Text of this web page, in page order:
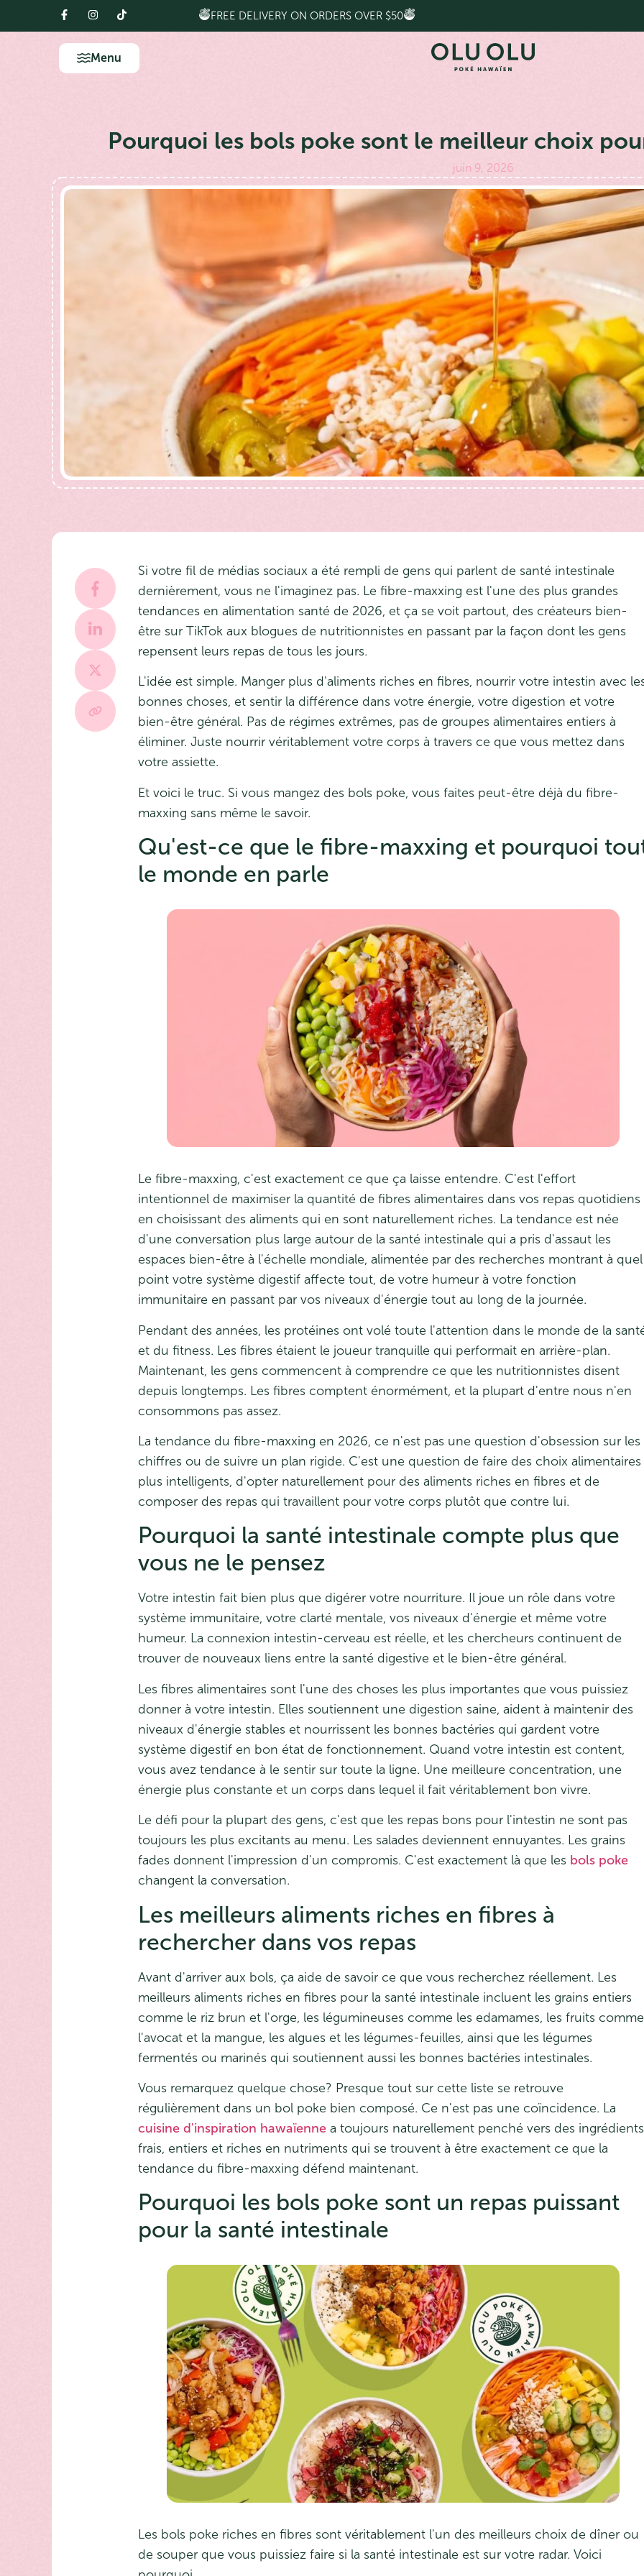
FREE DELIVERY ON ORDERS OVER $50
Menu
Pourquoi les bols poke sont le meilleur choix
juin 9, 2026
Si votre fil de médias sociaux a été rempli de gens qui parlent de santé intestinale
dernièrement, vous ne l'imaginez pas. Le fibre-maxxing est l'une des plus grandes
tendances en alimentation santé de 2026, et ça se voit partout, des créateurs bien-
être sur TikTok aux blogues de nutritionnistes en passant par la façon dont les gens
repensent leurs repas de tous les jours.
L'idée est simple. Manger plus d'aliments riches en fibres, nourrir votre intestin avec
bonnes choses, et sentir la différence dans votre énergie, votre digestion et votre
bien-être général. Pas de régimes extrêmes, pas de groupes alimentaires entiers à
éliminer. Juste nourrir véritablement votre corps à travers ce que vous mettez dans
votre assiette.
Et voici le truc. Si vous mangez des bols poke, vous faites peut-être déjà du fibre-
maxxing sans même le savoir.
Qu'est-ce que le fibre-maxxing et pourquoi
le monde en parle
Le fibre-maxxing, c'est exactement ce que ça laisse entendre. C'est l'effort
intentionnel de maximiser la quantité de fibres alimentaires dans vos repas quotidiens
en choisissant des aliments qui en sont naturellement riches. La tendance est née
d'une conversation plus large autour de la santé intestinale qui a pris d'assaut les
espaces bien-être à l'échelle mondiale, alimentée par des recherches montrant à quel
point votre système digestif affecte tout, de votre humeur à votre fonction
immunitaire en passant par vos niveaux d'énergie tout au long de la journée.
Pendant des années, les protéines ont volé toute l'attention dans le monde de la
et du fitness. Les fibres étaient le joueur tranquille qui performait en arrière-plan.
Maintenant, les gens commencent à comprendre ce que les nutritionnistes disent
depuis longtemps. Les fibres comptent énormément, et la plupart d'entre nous n'en
consommons pas assez.
La tendance du fibre-maxxing en 2026, ce n'est pas une question d'obsession sur les
chiffres ou de suivre un plan rigide. C'est une question de faire des choix alimentaires
plus intelligents, d'opter naturellement pour des aliments riches en fibres et de
composer des repas qui travaillent pour votre corps plutôt que contre lui.
Pourquoi la santé intestinale compte plus que
vous ne le pensez
Votre intestin fait bien plus que digérer votre nourriture. Il joue un rôle dans votre
système immunitaire, votre clarté mentale, vos niveaux d'énergie et même votre
humeur. La connexion intestin-cerveau est réelle, et les chercheurs continuent de
trouver de nouveaux liens entre la santé digestive et le bien-être général.
Les fibres alimentaires sont l'une des choses les plus importantes que vous puissiez
donner à votre intestin. Elles soutiennent une digestion saine, aident à maintenir des
niveaux d'énergie stables et nourrissent les bonnes bactéries qui gardent votre
système digestif en bon état de fonctionnement. Quand votre intestin est content,
vous avez tendance à le sentir sur toute la ligne. Une meilleure concentration, une
énergie plus constante et un corps dans lequel il fait véritablement bon vivre.
Le défi pour la plupart des gens, c'est que les repas bons pour l'intestin ne sont pas
toujours les plus excitants au menu. Les salades deviennent ennuyantes. Les grains
fades donnent l'impression d'un compromis. C'est exactement là que les bols poke
changent la conversation.
Les meilleurs aliments riches en fibres à
rechercher dans vos repas
Avant d'arriver aux bols, ça aide de savoir ce que vous recherchez réellement. Les
meilleurs aliments riches en fibres pour la santé intestinale incluent les grains entiers
comme le riz brun et l'orge, les légumineuses comme les edamames, les fruits comme
l'avocat et la mangue, les algues et les légumes-feuilles, ainsi que les légumes
fermentés ou marinés qui soutiennent aussi les bonnes bactéries intestinales.
Vous remarquez quelque chose? Presque tout sur cette liste se retrouve
régulièrement dans un bol poke bien composé. Ce n'est pas une coïncidence. La
cuisine d'inspiration hawaïenne a toujours naturellement penché vers des ingrédients
frais, entiers et riches en nutriments qui se trouvent à être exactement ce que la
tendance du fibre-maxxing défend maintenant.
Pourquoi les bols poke sont un repas puissant
pour la santé intestinale
Les bols poke riches en fibres sont véritablement l'un des meilleurs choix de dîner ou
de souper que vous puissiez faire si la santé intestinale est sur votre radar. Voici